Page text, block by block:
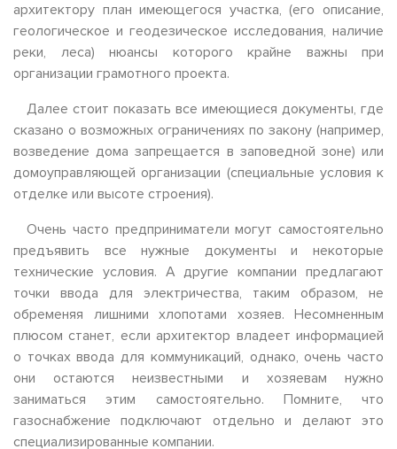
архитектору план имеющегося участка, (его описание,
геологическое и геодезическое исследования, наличие
реки, леса) нюансы которого крайне важны при
организации грамотного проекта.
Далее стоит показать все имеющиеся документы, где
сказано о возможных ограничениях по закону (например,
возведение дома запрещается в заповедной зоне) или
домоуправляющей организации (специальные условия к
отделке или высоте строения).
Очень часто предприниматели могут самостоятельно
предъявить все нужные документы и некоторые
технические условия. А другие компании предлагают
точки ввода для электричества, таким образом, не
обременяя лишними хлопотами хозяев. Несомненным
плюсом станет, если архитектор владеет информацией
о точках ввода для коммуникаций, однако, очень часто
они остаются неизвестными и хозяевам нужно
заниматься этим самостоятельно. Помните, что
газоснабжение подключают отдельно и делают это
специализированные компании.